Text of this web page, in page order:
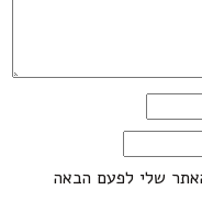
שלי לפעם הבאה